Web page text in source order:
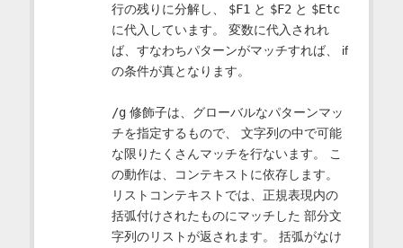
行の残りに分解し、 $F1 と $F2 と $Etc
に代入しています。 変数に代入されれ
ば、すなわちパターンがマッチすれば、 if
の条件が真となります。
/g修飾子は、グローバルなパターンマッ
チを指定するもので、 文字列の中で可能
な限りたくさんマッチを行ないます。 こ
の動作は、コンテキストに依存します。
リストコンテキストでは、正規表現内の
括弧付けされたものにマッチした 部分文
字列のリストが返されます。 括弧がなけ